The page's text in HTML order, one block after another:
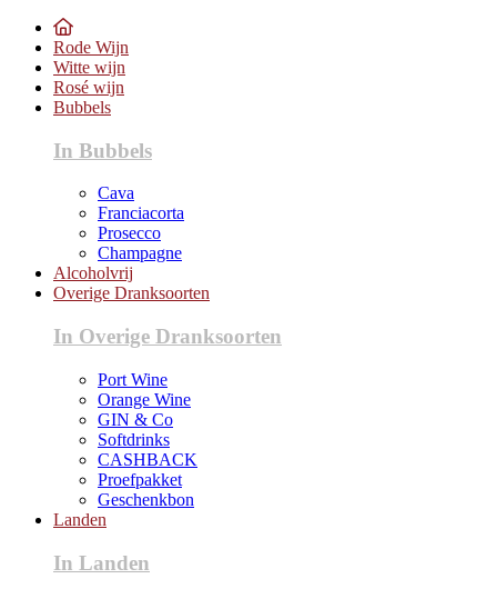
Rode Wijn
Witte wijn
Rosé wijn
Bubbels
In Bubbels
Cava
Franciacorta
Prosecco
Champagne
Alcoholvrij
Overige Dranksoorten
In Overige Dranksoorten
Port Wine
Orange Wine
GIN & Co
Softdrinks
CASHBACK
Proefpakket
Geschenkbon
Landen
In Landen